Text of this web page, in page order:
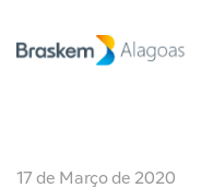
17 de Março de 2020